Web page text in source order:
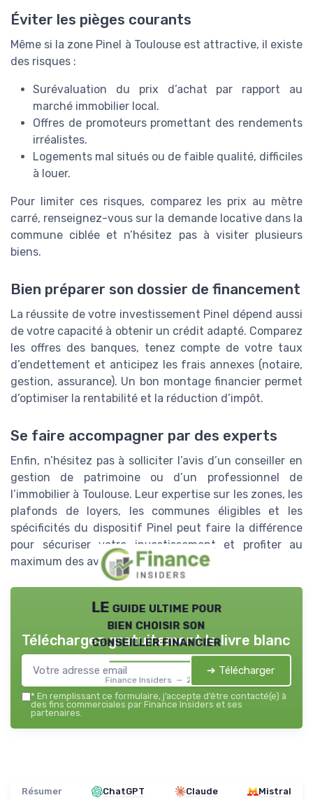
Éviter les pièges courants
Même si la zone Pinel à Toulouse est attractive, il existe
des risques :
Surévaluation du prix d’achat par rapport au
marché immobilier local.
Offres de promoteurs promettant des rendements
irréalistes.
Logements mal situés ou de faible qualité, difficiles
à louer.
Pour limiter ces risques, comparez les prix au mètre
carré, renseignez-vous sur la demande locative dans la
commune ciblée et n’hésitez pas à visiter plusieurs
biens.
Bien préparer son dossier de financement
La réussite de votre investissement Pinel dépend aussi
de votre capacité à obtenir un crédit adapté. Comparez
les offres des banques, tenez compte de votre taux
d’endettement et anticipez les frais annexes (notaire,
gestion, assurance). Un bon montage financier permet
d’optimiser la rentabilité et la réduction d’impôt.
Se faire accompagner par des experts
Enfin, n’hésitez pas à solliciter l’avis d’un conseiller en
gestion de patrimoine ou d’un professionnel de
l’immobilier à Toulouse. Leur expertise sur les zones, les
plafonds de loyers, les communes éligibles et les
spécificités du dispositif Pinel peut faire la différence
pour sécuriser votre investissement et profiter au
maximum des avantages de la loi.
LE guide ultime pour
bien choisir son
conseiller financier
Finance Insiders — 2026
Téléchargez gratuitement le livre blanc
➔ Télécharger
* En remplissant ce formulaire, j’accepte d’être contacté(e) à
des fins commerciales par Finance Insiders et ses
partenaires.
Résumer ChatGPT Claude Mistral